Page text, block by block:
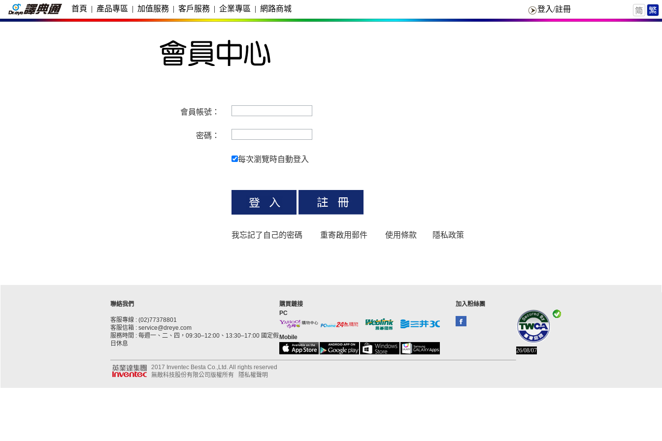
首頁 | 產品專區 | 加值服務 | 客戶服務 | 企業專區 | 網路商城 登入/註冊
會員帳號：
密碼：
每次瀏覽時自動登入
我忘記了自己的密碼 重寄啟用郵件 使用條款 隱私政策
聯絡我們
客服專線 : (02)77378801
客服信箱 : service@dreye.com
服務時間 : 每週一、二、四，09:30–12:00、13:30–17:00 國定假
日休息
購買鏈接
PC
Mobile
加入粉絲團
26/08/07
2017 Inventec Besta Co.,Ltd. All rights reserved
無敵科技股份有限公司版權所有
隱私權聲明